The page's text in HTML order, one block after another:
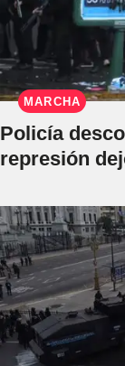
MARCHA
Policía
represión